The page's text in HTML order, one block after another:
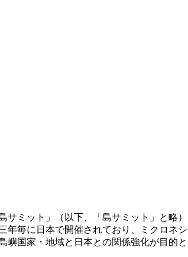
ミット」（以下、「島サミット」と略）
年毎に日本で開催されており、ミクロネシ
嶼国家・地域と日本との関係強化が目的と